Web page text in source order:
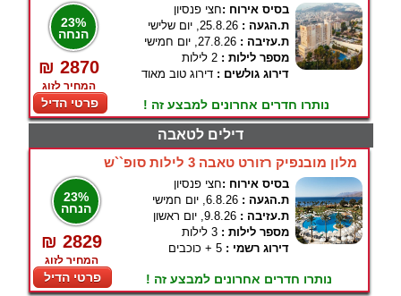
23%
הנחה
₪ 2870
המחיר לזוג
פרטי הדיל
בסיס אירוח :חצי פנסיון
ת.הגעה : 25.8.26, יום שלישי
ת.עזיבה : 27.8.26, יום חמישי
מספר לילות : 2 לילות
דירוג גולשים : דירוג טוב מאוד
נותרו חדרים אחרונים למבצע זה !
דילים לטאבה
מלון מובנפיק רזורט טאבה 3 לילות סופ``ש
23%
הנחה
₪ 2829
המחיר לזוג
פרטי הדיל
בסיס אירוח :חצי פנסיון
ת.הגעה : 6.8.26, יום חמישי
ת.עזיבה : 9.8.26, יום ראשון
מספר לילות : 3 לילות
דירוג רשמי : 5 + כוכבים
נותרו חדרים אחרונים למבצע זה !